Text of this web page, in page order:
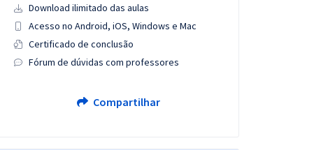
Download ilimitado das aulas
Acesso no Android, iOS, Windows e Mac
Certificado de conclusão
Fórum de dúvidas com professores
Compartilhar